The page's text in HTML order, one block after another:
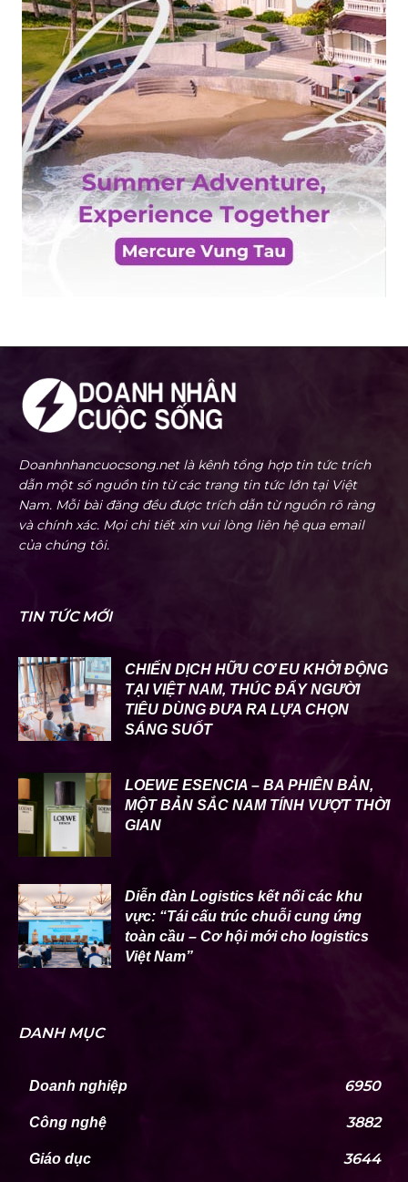
Doanhnhancuocsong.net là kênh tổng hợp tin tức trích
dẫn một số nguồn tin từ các trang tin tức lớn tại Việt
Nam. Mỗi bài đăng đều được trích dẫn từ nguồn rõ ràng
và chính xác. Mọi chi tiết xin vui lòng liên hệ qua email
của chúng tôi.
TIN TỨC MỚI
CHIẾN DỊCH HỮU CƠ EU KHỞI ĐỘNG
TẠI VIỆT NAM, THÚC ĐẨY NGƯỜI
TIÊU DÙNG ĐƯA RA LỰA CHỌN
SÁNG SUỐT
LOEWE ESENCIA – BA PHIÊN BẢN,
MỘT BẢN SẮC NAM TÍNH VƯỢT THỜI
GIAN
Diễn đàn Logistics kết nối các khu
vực: “Tái cấu trúc chuỗi cung ứng
toàn cầu – Cơ hội mới cho logistics
Việt Nam”
DANH MỤC
Doanh nghiệp 6950
Công nghệ 3882
Giáo dục 3644